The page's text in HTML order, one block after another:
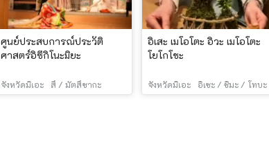
ศูนย์ประสบการณ์ประวัติ
ศาสตร์อิซึกิโนะมิยะ
จังหวัดมิเอะ สึ / มัตสึซากะ
อิเสะ เมโอโตะ อิวะ เมโอโตะ
โยโกโชะ
จังหวัดมิเอะ อิเซะ / ชิมะ / โทบะ